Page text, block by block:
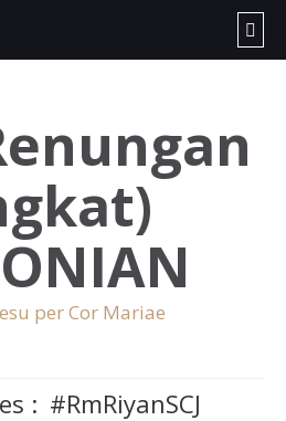
per Cor Mariae
: #RmRiyanSCJ